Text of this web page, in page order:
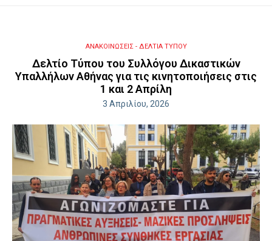
ΑΝΑΚΟΙΝΩΣΕΙΣ - ΔΕΛΤΙΑ ΤΥΠΟΥ
Δελτίο Τύπου του Συλλόγου Δικαστικών
Υπαλλήλων Αθήνας για τις κινητοποιήσεις στις
1 και 2 Απρίλη
3 Απριλίου, 2026